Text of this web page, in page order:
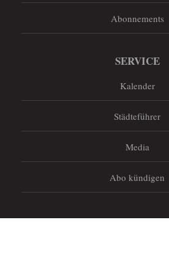
Abonnements
SERVICE
Kalender
Städteführer
Media
Abo kündigen